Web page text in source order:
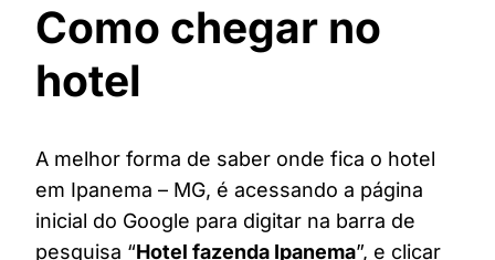
Como chegar no
hotel
A melhor forma de saber onde fica o hotel
em Ipanema – MG, é acessando a página
inicial do Google para digitar na barra de
pesquisa “Hotel fazenda Ipanema”, e clicar